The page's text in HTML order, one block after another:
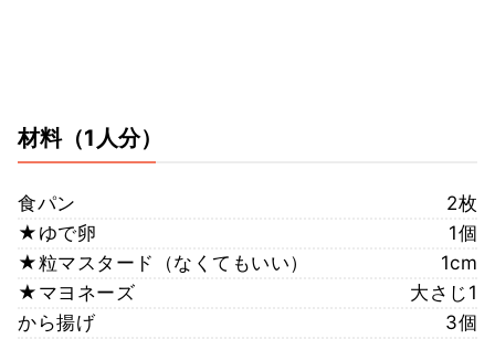
材料（1人分）
食パン
2枚
★ゆで卵
1個
★粒マスタード（なくてもいい）
1cm
★マヨネーズ
大さじ1
から揚げ
3個